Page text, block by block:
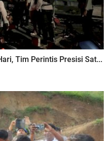
Tim Perintis Presisi Sat...